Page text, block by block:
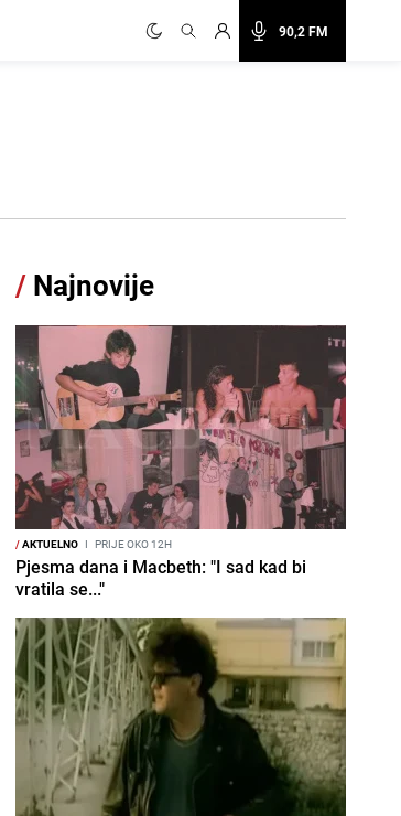
90,2 FM
/ Najnovije
/AKTUELNO I PRIJE OKO 12H
Pjesma dana i Macbeth: "I sad kad bi
vratila se..."